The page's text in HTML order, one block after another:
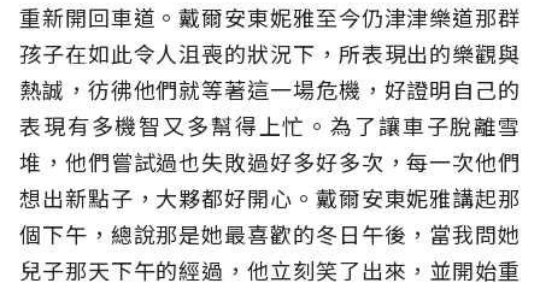
重新開回車道。戴爾安東妮雅至今仍津津樂道那群
孩子在如此令人沮喪的狀況下，所表現出的樂觀與
熱誠，彷彿他們就等著這一場危機，好證明自己的
表現有多機智又多幫得上忙。為了讓車子脫離雪
堆，他們嘗試過也失敗過好多好多次，每一次他們
想出新點子，大夥都好開心。戴爾安東妮雅講起那
個下午，總說那是她最喜歡的冬日午後，當我問她
兒子那天下午的經過，他立刻笑了出來，並開始重